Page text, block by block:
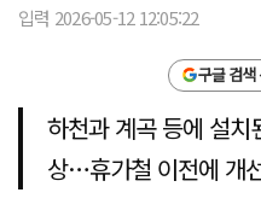
입력 2026-05-12 12:05:22
구글 검색
하천과 계곡 등에 설
상…휴가철 이전에 개